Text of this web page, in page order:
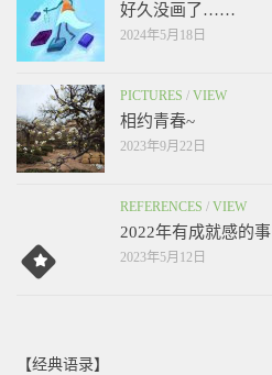
好久没画了……
2024年5月18日
PICTURES / VIEW
相约青春~
2023年9月22日
REFERENCES / VIEW
2022年有成就感的事
2023年5月12日
【经典语录】